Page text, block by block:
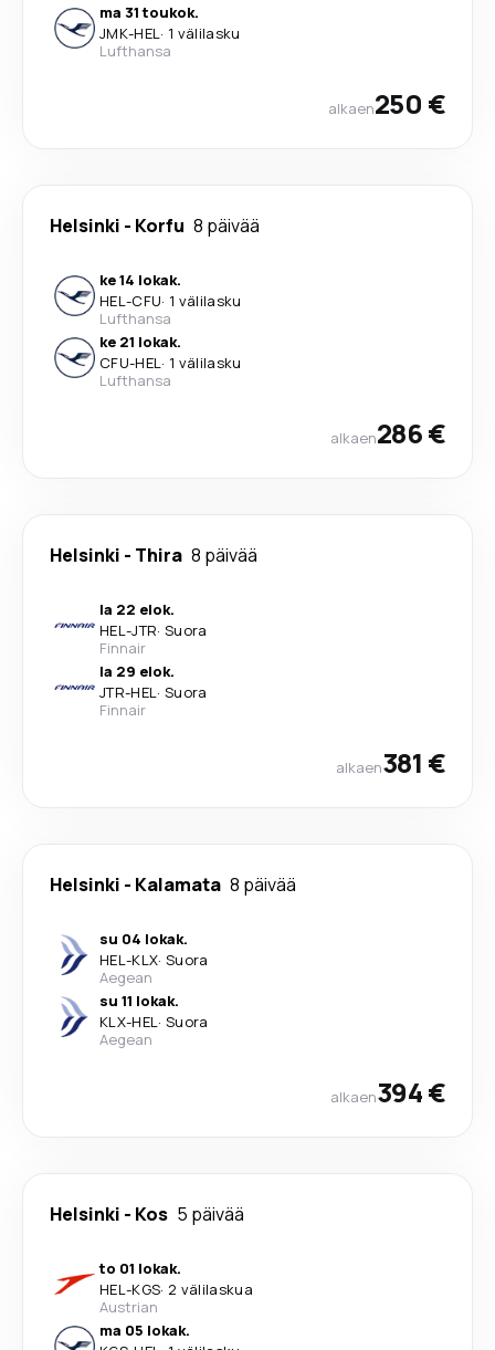
ma 31 toukok.
JMK-HEL· 1 välilasku
Lufthansa
alkaen250 €
Helsinki - Korfu 8 päivää
ke 14 lokak.
HEL-CFU· 1 välilasku
Lufthansa
ke 21 lokak.
CFU-HEL· 1 välilasku
Lufthansa
alkaen286 €
Helsinki - Thira 8 päivää
la 22 elok.
HEL-JTR· Suora
Finnair
la 29 elok.
JTR-HEL· Suora
Finnair
alkaen381 €
Helsinki - Kalamata 8 päivää
su 04 lokak.
HEL-KLX· Suora
Aegean
su 11 lokak.
KLX-HEL· Suora
Aegean
alkaen394 €
Helsinki - Kos 5 päivää
to 01 lokak.
HEL-KGS· 2 välilaskua
Austrian
ma 05 lokak.